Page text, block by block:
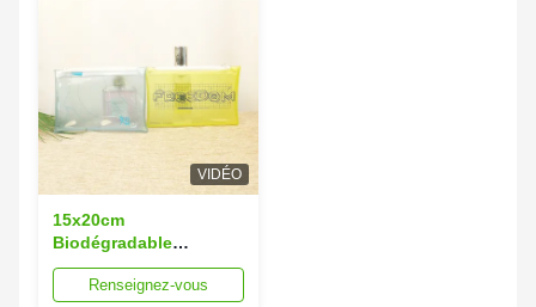
VIDÉO
15x20cm
Biodégradable
Fermeture à glissière
Poches écologiques
Renseignez-vous